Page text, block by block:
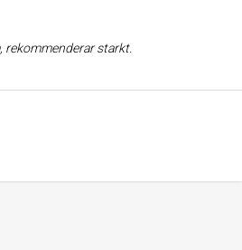
rekommenderar starkt.